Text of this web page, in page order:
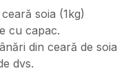
soia (1kg)
cu capac.
din ceară de soia
dvs.